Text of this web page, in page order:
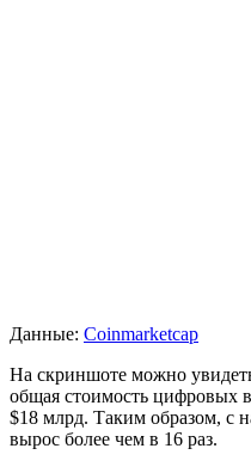
Данные: Coinmarketcap
На скриншоте можно
общая стоимость цифровых
$18 млрд. Таким образом, с
вырос более чем в 16 раз.